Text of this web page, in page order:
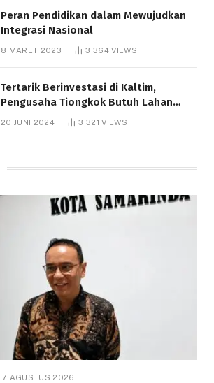
Peran Pendidikan dalam Mewujudkan
Integrasi Nasional
8 MARET 2023 3,364VIEWS
Tertarik Berinvestasi di Kaltim,
Pengusaha Tiongkok Butuh Lahan
20 JUNI 2024 3,321VIEWS
7 AGUSTUS 2026